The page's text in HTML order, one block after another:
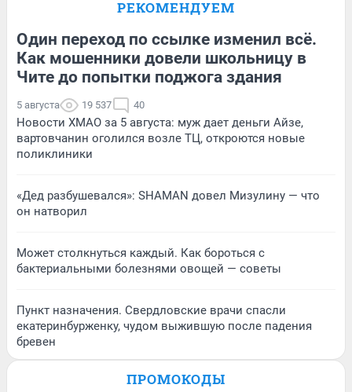
РЕКОМЕНДУЕМ
Один переход по ссылке изменил всё.
Как мошенники довели школьницу в
Чите до попытки поджога здания
5 августа 19 537 40
Новости ХМАО за 5 августа: муж дает деньги Айзе,
вартовчанин оголился возле ТЦ, откроются новые
поликлиники
«Дед разбушевался»: SHAMAN довел Мизулину — что
он натворил
Может столкнуться каждый. Как бороться с
бактериальными болезнями овощей — советы
Пункт назначения. Свердловские врачи спасли
екатеринбурженку, чудом выжившую после падения
бревен
ПРОМОКОДЫ